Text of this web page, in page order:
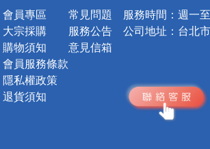
會員專區
大宗採購
購物須知
會員服務條款
隱私權政策
退貨須知
常見問題
服務公告
意見信箱
服務時間： 週一
公司地址： 台北